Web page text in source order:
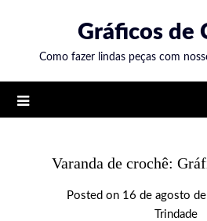
content
Gráficos de
Como fazer lindas peças com
Varanda de crochê:
Posted on 16 de agosto
Trindade